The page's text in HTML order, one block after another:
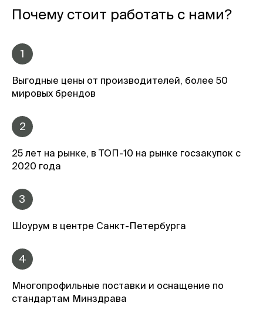
Почему стоит работать с нами?
1
Выгодные цены от производителей, более 50
мировых брендов
2
25 лет на рынке, в ТОП-10 на рынке госзакупок с
2020 года
3
Шоурум в центре Санкт-Петербурга
4
Многопрофильные поставки и оснащение по
стандартам Минздрава